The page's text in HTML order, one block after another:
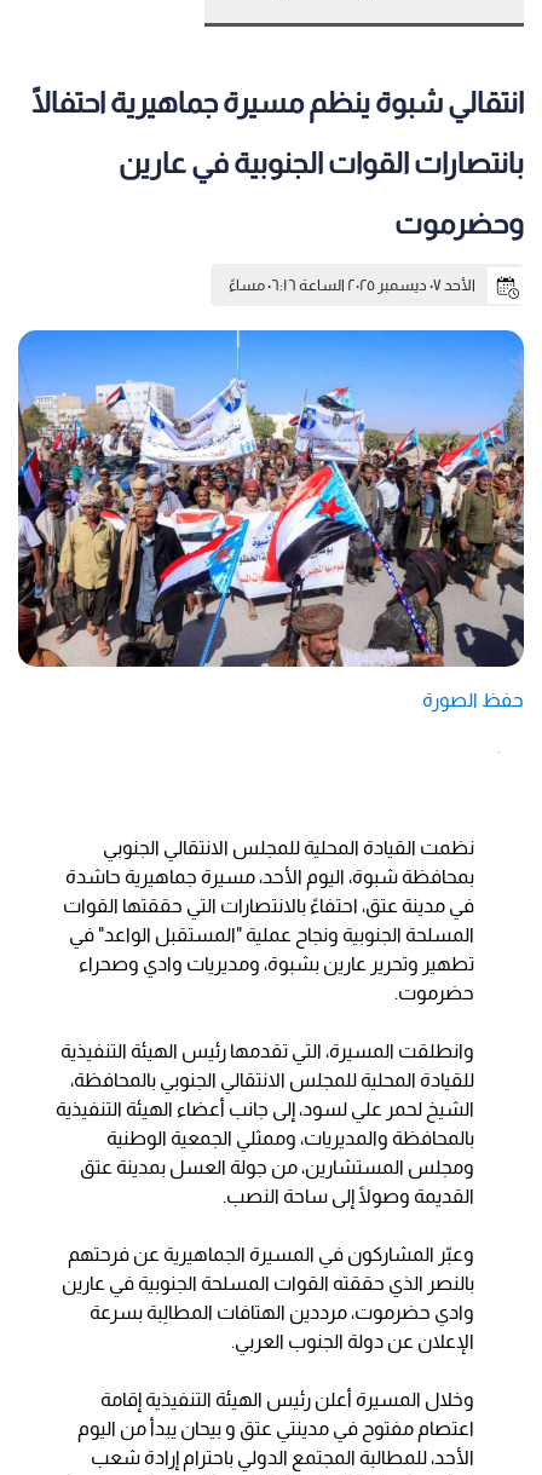
انتقالي شبوة ينظم مسيرة جماهيرية احتفالًا
بانتصارات القوات الجنوبية في عارين
وحضرموت
الأحد ٠٧ ديسمبر ٢٠٢٥ الساعة ٠٦:١٦ مساءً
حفظ الصورة
نظمت القيادة المحلية للمجلس الانتقالي الجنوبي
بمحافظة شبوة، اليوم الأحد، مسيرة جماهيرية حاشدة
في مدينة عتق، احتفاءً بالانتصارات التي حققتها القوات
المسلحة الجنوبية ونجاح عملية "المستقبل الواعد" في
تطهير وتحرير عارين بشبوة، ومديريات وادي وصحراء
حضرموت.
وانطلقت المسيرة، التي تقدمها رئيس الهيئة التنفيذية
للقيادة المحلية للمجلس الانتقالي الجنوبي بالمحافظة،
الشيخ لحمر علي لسود، إلى جانب أعضاء الهيئة التنفيذية
بالمحافظة والمديريات، وممثلي الجمعية الوطنية
ومجلس المستشارين، من جولة العسل بمدينة عتق
القديمة وصولًا إلى ساحة النصب.
وعبّر المشاركون في المسيرة الجماهيرية عن فرحتهم
بالنصر الذي حققته القوات المسلحة الجنوبية في عارين
وادي حضرموت، مرددين الهتافات المطالِبة بسرعة
الإعلان عن دولة الجنوب العربي.
وخلال المسيرة أعلن رئيس الهيئة التنفيذية إقامة
اعتصام مفتوح في مدينتي عتق و بيحان يبدأ من اليوم
الأحد، للمطالبة المجتمع الدولي باحترام إرادة شعب